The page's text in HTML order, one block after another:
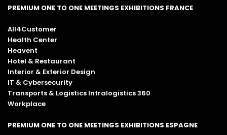
PREMIUM ONE TO ONE MEETINGS EXHIBITIONS FRANCE
All4Customer
Health Center
Heavent
Hotel & Restaurant
Interior & Exterior Design
IT & Cybersecurity
Transports & Logistics Intralogistics 360
Workplace
PREMIUM ONE TO ONE MEETINGS EXHIBITIONS ESPAGNE